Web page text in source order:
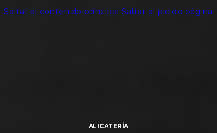
Saltar al contenido principal Saltar al pie de página
ALICATERÍA